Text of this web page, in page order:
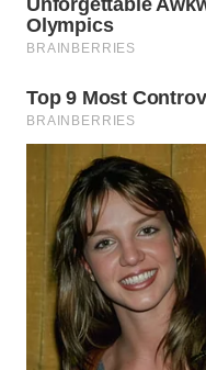
BORNEO
Media
Group
WAHANA
NEWS
WAHANA
TANI
WAHANA
ADVOKAT